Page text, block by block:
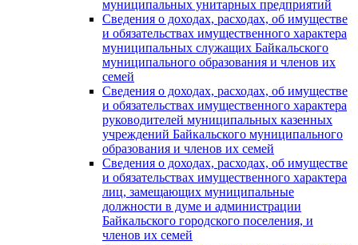
муниципальных унитарных предприятий
Сведения о доходах, расходах, об имуществе
и обязательствах имущественного характера
муниципальных служащих Байкальского
муниципального образования и членов их
семей
Сведения о доходах, расходах, об имуществе
и обязательствах имущественного характера
руководителей муниципальных казенных
учреждений Байкальского муниципального
образования и членов их семей
Сведения о доходах, расходах, об имуществе
и обязательствах имущественного характера
лиц, замещающих муниципальные
должности в думе и администрации
Байкальского городского поселения, и
членов их семей